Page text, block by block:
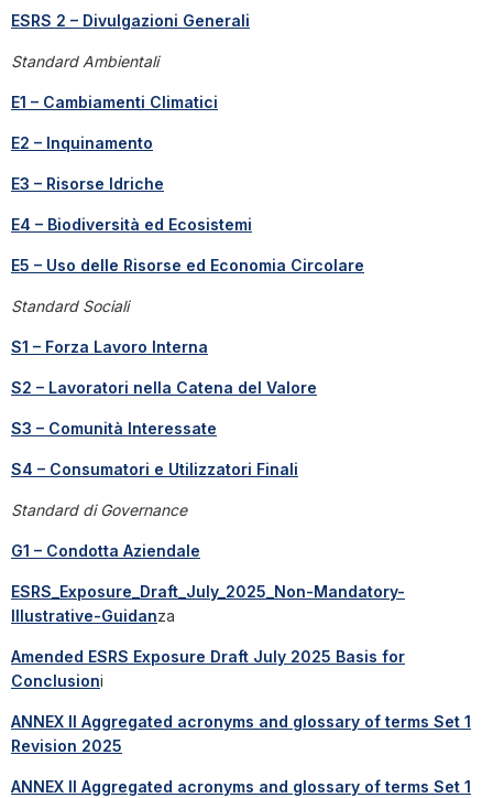
ESRS 2 – Divulgazioni Generali
Standard Ambientali
E1 – Cambiamenti Climatici
E2 – Inquinamento
E3 – Risorse Idriche
E4 – Biodiversità ed Ecosistemi
E5 – Uso delle Risorse ed Economia Circolare
Standard Sociali
S1 – Forza Lavoro Interna
S2 – Lavoratori nella Catena del Valore
S3 – Comunità Interessate
S4 – Consumatori e Utilizzatori Finali
Standard di Governance
G1 – Condotta Aziendale
ESRS_Exposure_Draft_July_2025_Non-Mandatory-
Illustrative-Guidanza
Amended ESRS Exposure Draft July 2025 Basis for
Conclusioni
ANNEX II Aggregated acronyms and glossary of terms Set 1
Revision 2025
ANNEX II Aggregated acronyms and glossary of terms Set 1